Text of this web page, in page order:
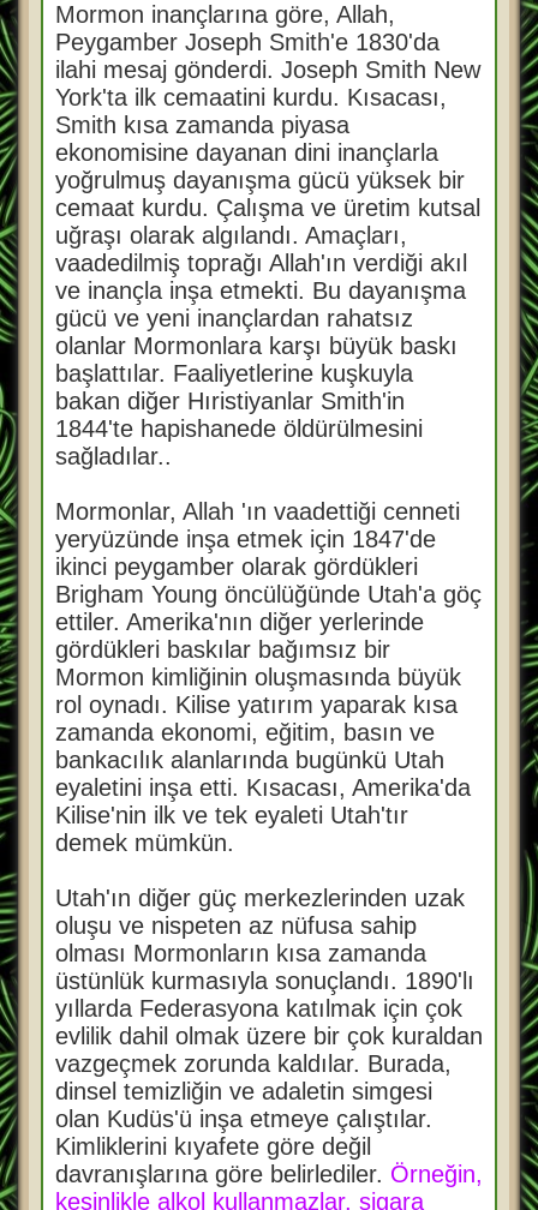
Mormon inançlarına göre, Allah,
Peygamber Joseph Smith'e 1830'da
ilahi mesaj gönderdi. Joseph Smith New
York'ta ilk cemaatini kurdu. Kısacası,
Smith kısa zamanda piyasa
ekonomisine dayanan dini inançlarla
yoğrulmuş dayanışma gücü yüksek bir
cemaat kurdu. Çalışma ve üretim kutsal
uğraşı olarak algılandı. Amaçları,
vaadedilmiş toprağı Allah'ın verdiği akıl
ve inançla inşa etmekti. Bu dayanışma
gücü ve yeni inançlardan rahatsız
olanlar Mormonlara karşı büyük baskı
başlattılar. Faaliyetlerine kuşkuyla
bakan diğer Hıristiyanlar Smith'in
1844'te hapishanede öldürülmesini
sağladılar..
Mormonlar, Allah 'ın vaadettiği cenneti
yeryüzünde inşa etmek için 1847'de
ikinci peygamber olarak gördükleri
Brigham Young öncülüğünde Utah'a göç
ettiler. Amerika'nın diğer yerlerinde
gördükleri baskılar bağımsız bir
Mormon kimliğinin oluşmasında büyük
rol oynadı. Kilise yatırım yaparak kısa
zamanda ekonomi, eğitim, basın ve
bankacılık alanlarında bugünkü Utah
eyaletini inşa etti. Kısacası, Amerika'da
Kilise'nin ilk ve tek eyaleti Utah'tır
demek mümkün.
Utah'ın diğer güç merkezlerinden uzak
oluşu ve nispeten az nüfusa sahip
olması Mormonların kısa zamanda
üstünlük kurmasıyla sonuçlandı. 1890'lı
yıllarda Federasyona katılmak için çok
evlilik dahil olmak üzere bir çok kuraldan
vazgeçmek zorunda kaldılar. Burada,
dinsel temizliğin ve adaletin simgesi
olan Kudüs'ü inşa etmeye çalıştılar.
Kimliklerini kıyafete göre değil
davranışlarına göre belirlediler. Örneğin,
kesinlikle alkol kullanmazlar, sigara